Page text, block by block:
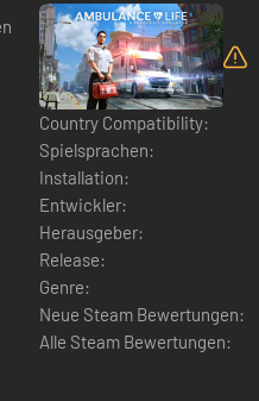
Country Compatibility:
Spielsprachen:
Installation:
Entwickler:
Herausgeber:
Release:
Genre:
Neue Steam Bewertungen:
Alle Steam Bewertungen: